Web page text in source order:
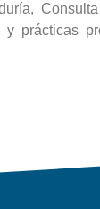
y prácticas